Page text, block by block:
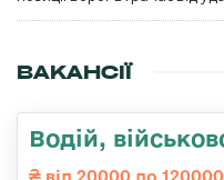
ВАКАНСІЇ
Водій,
від 20000 до